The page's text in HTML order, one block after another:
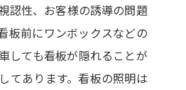
認性、お客様の誘導の問題
板前にワンボックスなどの
しても看板が隠れることが
てあります。看板の照明は